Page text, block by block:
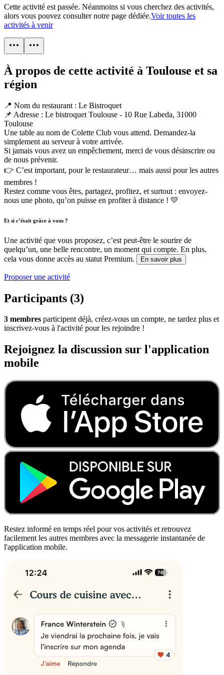
Cette activité est passée. Néanmoins si vous cherchez des activités,
alors vous pouvez consulter notre page dédiée.Voir toutes les
activités à venir
À propos de cette activité à Toulouse et sa
région
📍 Nom du restaurant : Le Bistroquet
📌 Adresse : Le bistroquet Toulouse - 10 Rue Labeda, 31000
Toulouse
Une table au nom de Colette Club vous attend. Demandez-la
simplement au serveur à votre arrivée.
Si jamais vous avez un empêchement, merci de vous désinscrire ou
de nous prévenir.
👉 C’est important, pour le restaurateur… mais aussi pour les autres
membres !
Restez comme vous êtes, partagez, profitez, et surtout : envoyez-
nous une photo, qu’on puisse en profiter à distance ! 💛
Et si c’était grâce à vous ?
Une activité que vous proposez, c’est peut-être le sourire de
quelqu’un, une belle rencontre, un moment qui compte. En plus,
cela vous donne accès au statut Premium.
En savoir plus
Proposer une activité
Participants (3)
3 membres participent déjà, créez-vous un compte, ne tardez plus et
inscrivez-vous à l'activité pour les rejoindre !
Rejoignez la discussion sur l'application
mobile
Restez informé en temps réel pour vos activités et retrouvez
facilement les autres membres avec la messagerie instantanée de
l'application mobile.